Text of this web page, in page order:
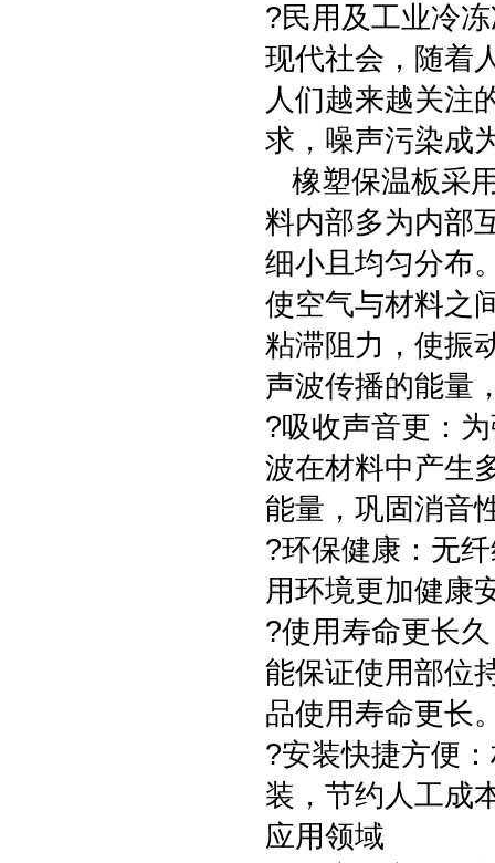
?民用及工业冷
现代社会，随着
人们越来越关注
求，噪声污染成
橡塑保温板采
料内部多为内部
细小且均匀分布
使空气与材料之
粘滞阻力，使振
声波传播的能量
?吸收声音更：
波在材料中产生
能量，巩固消音
?环保健康：无
用环境更加健康
?使用寿命更长
能保证使用部位
品使用寿命更长
?安装快捷方便
装，节约人工成
应用领域